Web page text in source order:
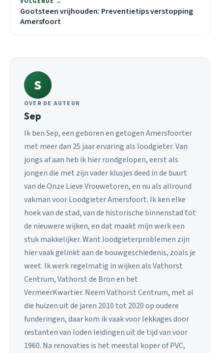
Gootsteen vrijhouden: Preventietips verstopping
Amersfoort
S
OVER DE AUTEUR
Sep
Ik ben Sep, een geboren en getogen Amersfoorter
met meer dan 25 jaar ervaring als loodgieter. Van
jongs af aan heb ik hier rondgelopen, eerst als
jongen die met zijn vader klusjes deed in de buurt
van de Onze Lieve Vrouwetoren, en nu als allround
vakman voor Loodgieter Amersfoort. Ik ken elke
hoek van de stad, van de historische binnenstad tot
de nieuwere wijken, en dat maakt mijn werk een
stuk makkelijker. Want loodgieterproblemen zijn
hier vaak gelinkt aan de bouwgeschiedenis, zoals je
weet. Ik werk regelmatig in wijken als Vathorst
Centrum, Vathorst de Bron en het
VermeerKwartier. Neem Vathorst Centrum, met al
die huizen uit de jaren 2010 tot 2020 op oudere
funderingen, daar kom ik vaak voor lekkages door
restanten van loden leidingen uit de tijd van voor
1960. Na renovaties is het meestal koper of PVC,